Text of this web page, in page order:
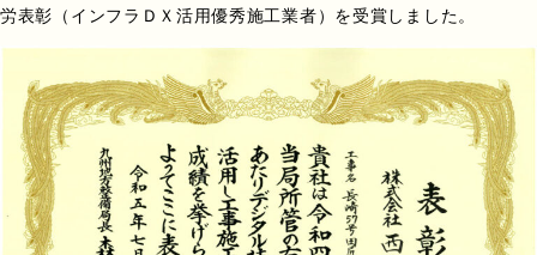
労表彰（インフラＤＸ活用優秀施工業者）を受賞しました。